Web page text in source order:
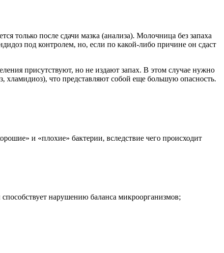
только после сдачи мазка (анализа). Молочница без запаха
под контролем, но, если по какой-либо причине он сдаст
присутствуют, но не издают запах. В этом случае нужно
хламидиоз), что представляют собой еще большую опасность.
и «плохие» бактерии, вследствие чего происходит
нарушению баланса микроорганизмов;